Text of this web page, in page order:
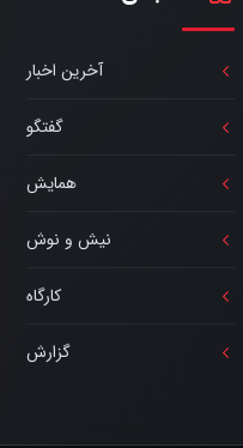
آخرین اخبار
گفتگو
همایش
نیش و نوش
کارگاه
گزارش